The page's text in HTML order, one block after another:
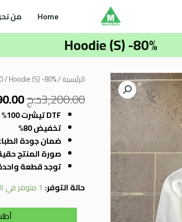
Home من
Hoodie (S) -80%
الرئيسية/
/ Hoodie (S) -80%
3,200.00د.جهو:
DTF تيشرت 100% قطن مع طباعة
تخفيض 80%
ضمان جودة
صورة المنتج
توجد قطعة
حالة التوفر: 1 متوفر في المخزون
كمية
Hoodie
(S)
-80%